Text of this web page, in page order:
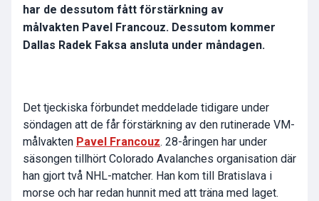
har de dessutom fått förstärkning av
målvakten Pavel Francouz. Dessutom kommer
Dallas Radek Faksa ansluta under måndagen.
Det tjeckiska förbundet meddelade tidigare under
söndagen att de får förstärkning av den rutinerade VM-
målvakten Pavel Francouz. 28-åringen har under
säsongen tillhört Colorado Avalanches organisation där
han gjort två NHL-matcher. Han kom till Bratislava i
morse och har redan hunnit med att träna med laget.